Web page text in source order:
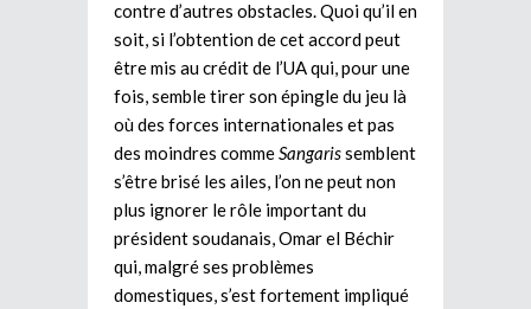
contre d’autres obstacles. Quoi qu’il en
soit, si l’obtention de cet accord peut
être mis au crédit de l’UA qui, pour une
fois, semble tirer son épingle du jeu là
où des forces internationales et pas
des moindres comme Sangarissemblent
s’être brisé les ailes, l’on ne peut non
plus ignorer le rôle important du
président soudanais, Omar el Béchir
qui, malgré ses problèmes
domestiques, s’est fortement impliqué